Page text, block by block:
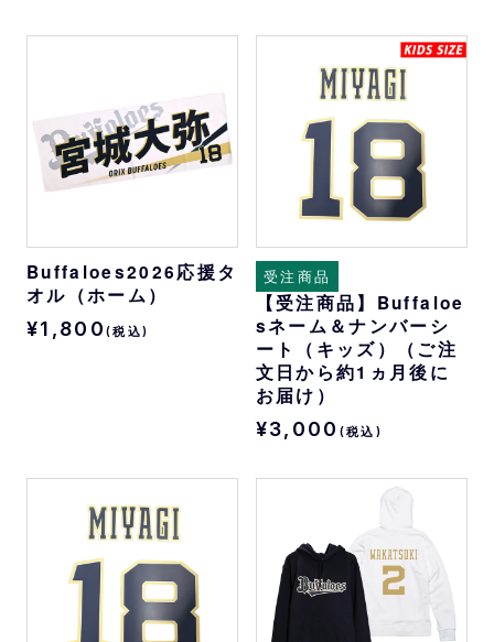
Buffaloes2026応援タ
オル（ホーム）
¥1,800 (税込)
受注商品
【受注商品】Buffaloe
sネーム＆ナンバーシ
ート（キッズ）（ご注
文日から約1ヵ月後に
お届け）
¥3,000 (税込)